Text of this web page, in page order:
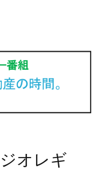
オレギ